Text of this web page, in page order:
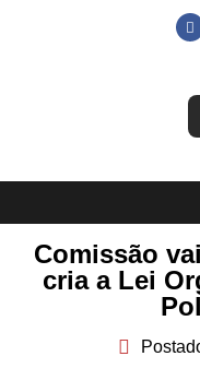
Comissão
cria a Lei